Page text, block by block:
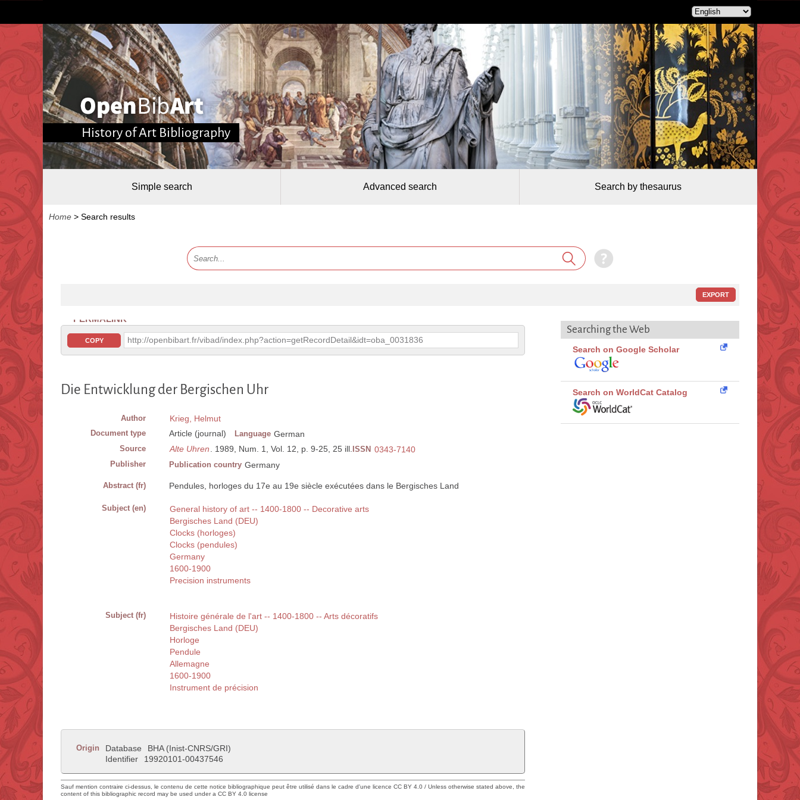
History of Art Bibliography
Simple search Advanced search Search by thesaurus
Home > Search results
EXPORT
PERMALINK
COPY http://openbibart.fr/vibad/index.php?action=getRecordDetail&idt=oba_0031836
Die Entwicklung der Bergischen Uhr
Author Krieg, Helmut
Document type Article (journal) Language German
Source Alte Uhren . 1989, Num. 1, Vol. 12, p. 9-25, 25 ill. ISSN 0343-7140
Publisher Publication country Germany
Abstract (fr) Pendules, horloges du 17e au 19e siècle exécutées dans le Bergisches Land
Subject (en)
General history of art -- 1400-1800 -- Decorative arts
Bergisches Land (DEU)
Clocks (horloges)
Clocks (pendules)
Germany
1600-1900
Precision instruments
Subject (fr)
Histoire générale de l'art -- 1400-1800 -- Arts décoratifs
Bergisches Land (DEU)
Horloge
Pendule
Allemagne
1600-1900
Instrument de précision
Origin Database
BHA (Inist-CNRS/GRI)
Identifier
19920101-00437546
Sauf mention contraire ci-dessus, le contenu de cette notice bibliographique peut être utilisé dans le cadre d'une licence CC BY 4.0 / Unless otherwise stated above, the
content of this bibliographic record may be used under a CC BY 4.0 license
Searching the Web
Search on Google Scholar
Search on WorldCat Catalog